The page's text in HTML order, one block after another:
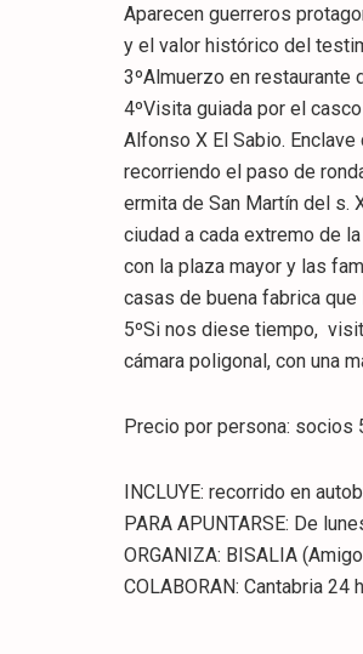
Aparecen guerreros
y el valor histórico del
3ºAlmuerzo en restaurante
4ºVisita guiada por el
Alfonso X El Sabio.
recorriendo el paso de
ermita de San Martín del s.
ciudad a cada extremo de
con la plaza mayor y las
casas de buena fabrica que
5ºSi nos diese tiempo,
cámara poligonal, con una
Precio por persona: socios
INCLUYE: recorrido en
PARA APUNTARSE: De
ORGANIZA: BISALIA
COLABORAN: Cantabria